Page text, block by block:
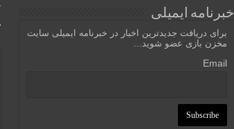
خبرنامه ایمیلی
برای دریافت جدیدترین اخبار در خبرنامه ایمیلی سایت
مخزن بازی عضو شوید...
Email